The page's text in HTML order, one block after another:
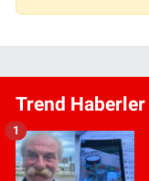
Trend Haberler
1